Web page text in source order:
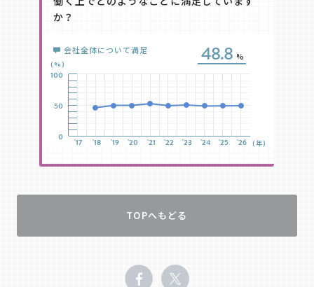
か？
会社全体について満足 48.8 %
(年)
(%)
'17 '18 '19 '20 '21 '22 '23 '24 '25 '26
0
50
100 %
%
%
%
TOPへもどる